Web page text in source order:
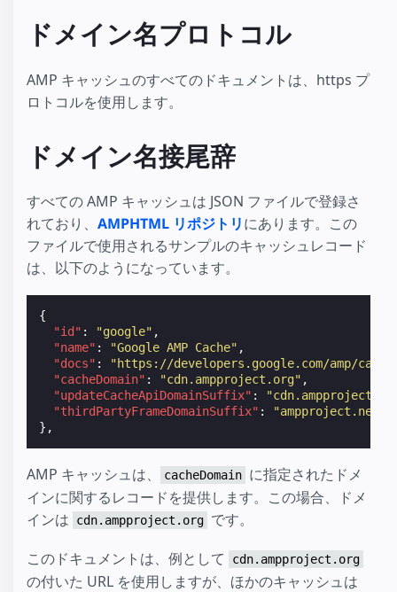
ドメイン名プロトコル
AMP キャッシュのすべてのドキュメントは、https プ
ロトコルを使用します。
ドメイン名接尾辞
すべての AMP キャッシュは JSON ファイルで登録さ
れており、 AMPHTML リポジトリにあります。この
ファイルで使用されるサンプルのキャッシュレコード
は、以下のようになっています。
{
"id" : "google" ,
"name" : "Google AMP Cache" ,
"docs" :
"https://developers.google.com/amp/
"cacheDomain" : "cdn.ampproject.org" ,
"updateCacheApiDomainSuffix" :
"thirdPartyFrameDomainSuffix" :
"ampproject.net"
},
AMP キャッシュは、 cacheDomain に指定されたドメ
インに関するレコードを提供します。この場合、ドメ
インは
cdn.ampproject.org です。
このドキュメントは、例として
cdn.ampproject.org
の付いた URL を使用しますが、ほかのキャッシュは